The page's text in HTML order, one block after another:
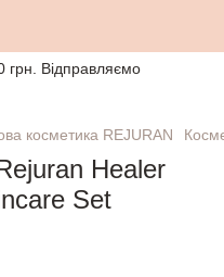
грн. Відправляємо
косметика REJURAN
Healer
Set